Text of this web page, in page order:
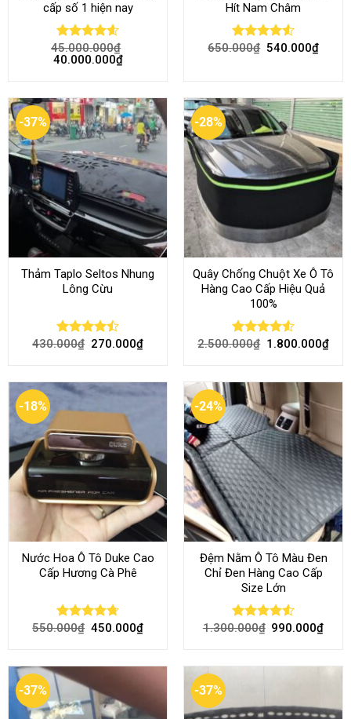
cấp số 1 hiện nay
Rated4.58
out of 5
45.000.000₫
40.000.000₫
Hít Nam Châm
Rated4.51
650.000₫ 540.000₫
-37%
Thảm Taplo Seltos Nhung
Lông Cừu
Rated
430.000₫ 270.000₫
-28%
Quây Chống Chuột Xe Ô Tô
Hàng Cao Cấp Hiệu Quả
100%
Rated 4.51
2.500.000₫ 1.800.000₫
-18%
Nước Hoa Ô Tô Duke Cao
Cấp Hương Cà Phê
Rated4.70
550.000₫ 450.000₫
-24%
Đệm Nằm Ô Tô Màu Đen
Chỉ Đen Hàng Cao Cấp
Size Lớn
Rated 4.54
1.300.000₫ 990.000₫
-37% -37%